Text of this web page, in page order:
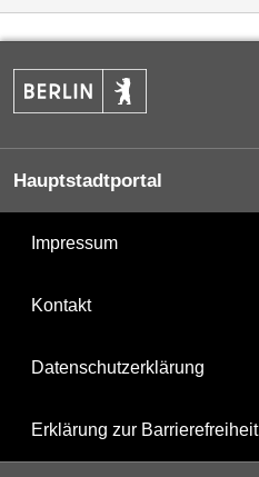
Hauptstadtportal
Impressum
Kontakt
Datenschutzerklärung
Erklärung zur Barrierefreiheit